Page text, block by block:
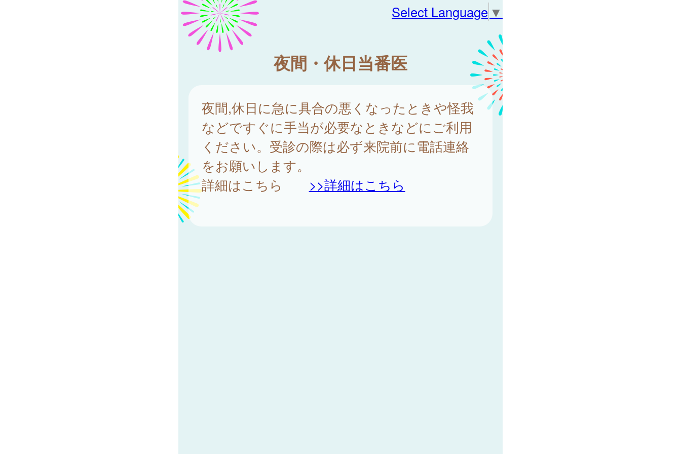
Select Language ▼
夜間・休日当番医
夜間,休日に急に具合の悪くなったときや怪我
などですぐに手当が必要なときなどにご利用
ください。受診の際は必ず来院前に電話連絡
をお願いします。
詳細はこちら >>詳細はこちら